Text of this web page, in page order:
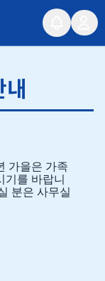
가을은 가족
기를 바랍니
분은 사무실